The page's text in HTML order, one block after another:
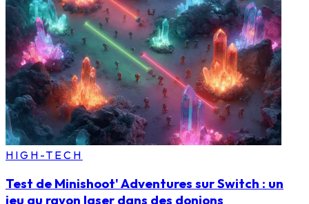
HIGH-TECH
Test de Minishoot' Adventures sur Switch : un
jeu au rayon laser dans des donjons